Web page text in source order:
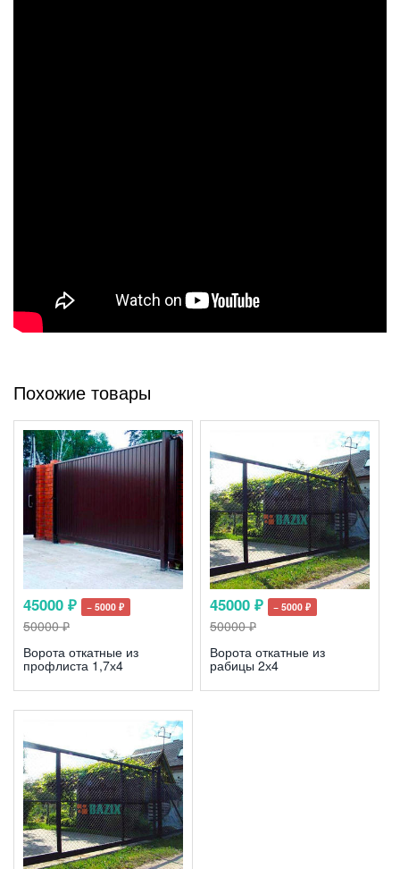
Похожие товары
45000 ₽ − 5000 ₽
50000 ₽
Ворота откатные из
профлиста 1,7х4
45000 ₽ − 5000 ₽
50000 ₽
Ворота откатные из
рабицы 2х4